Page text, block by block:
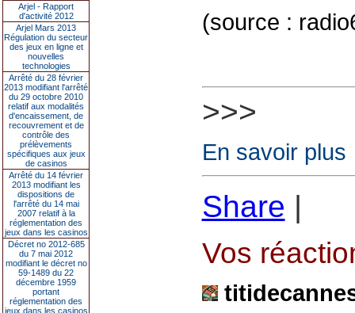
Arjel - Rapport
d'activité 2012
Arjel Mars 2013
Régulation du secteur
des jeux en ligne et
nouvelles
technologies
Arrêté du 28 février
2013 modifiant l'arrêté
du 29 octobre 2010
relatif aux modalités
d'encaissement, de
recouvrement et de
contrôle des
prélèvements
spécifiques aux jeux
de casinos
Arrêté du 14 février
2013 modifiant les
dispositions de
l'arrêté du 14 mai
2007 relatif à la
réglementation des
jeux dans les casinos
Décret no 2012-685
du 7 mai 2012
modifiant le décret no
59-1489 du 22
décembre 1959
portant
réglementation des
jeux dans les casinos
(source :
>>>
En savoir plus
Share |
Vos